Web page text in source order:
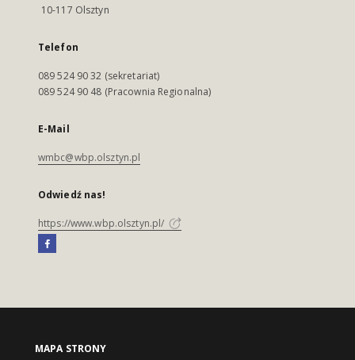
10-117 Olsztyn
Telefon
089 524 90 32 (sekretariat)
089 524 90 48 (Pracownia Regionalna)
E-Mail
wmbc@wbp.olsztyn.pl
Odwiedź nas!
https://www.wbp.olsztyn.pl/
MAPA STRONY